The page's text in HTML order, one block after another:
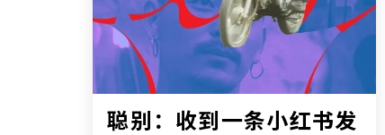
聪别：收到一条小红书发